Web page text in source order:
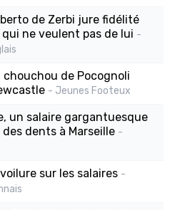
de Zerbi jure fidélité
ne veulent pas de lui -
chouchou de Pocognoli
- Jeunes Footeux
un salaire gargantuesque
dents à Marseille -
sur les salaires -